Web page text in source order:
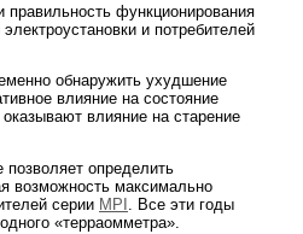
функционирования
и потребителей
обнаружить ухудшение
влияние на состояние
влияние на старение
позволяет определить
возможность максимально
серии MPI . Все эти годы
«терраомметра».